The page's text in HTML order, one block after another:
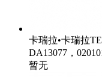
卡瑞拉•卡瑞拉
DA13077，
暂无